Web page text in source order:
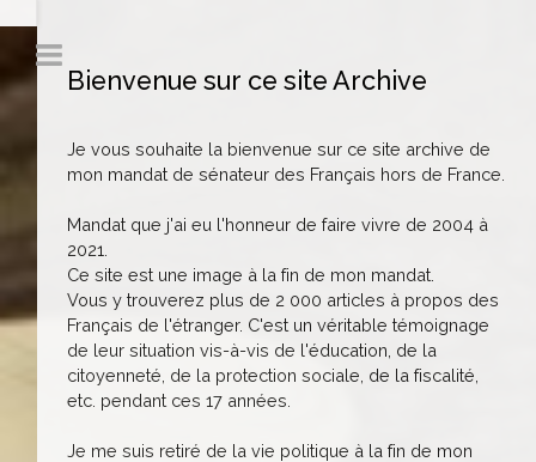
Bienvenue sur ce site Archive
Je vous souhaite la bienvenue sur ce site archive de
mon mandat de sénateur des Français hors de France.
Mandat que j'ai eu l'honneur de faire vivre de 2004 à
2021.
Ce site est une image à la fin de mon mandat.
Vous y trouverez plus de 2 000 articles à propos des
Français de l'étranger. C'est un véritable témoignage
de leur situation vis-à-vis de l'éducation, de la
citoyenneté, de la protection sociale, de la fiscalité,
etc. pendant ces 17 années.
Je me suis retiré de la vie politique à la fin de mon